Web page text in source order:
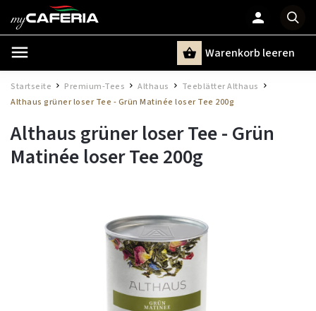
Warenkorb leeren
Startseite / Premium-Tees / Althaus Teeblätter Althaus
Althaus grüner loser Tee - Grün Matinée loser Tee 200g
Althaus grüner loser Tee - Grün
Matinée loser Tee 200g